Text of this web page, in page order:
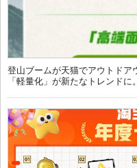
登山ブームが天猫でアウトドア
「軽量化」が新たなトレンドに。